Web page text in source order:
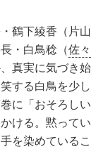
鶴下綾香（片山
・白鳥稔（佐々
真実に気づき始
する白鳥を少し
に「おそろしい
ける。黙ってい
を染めているこ